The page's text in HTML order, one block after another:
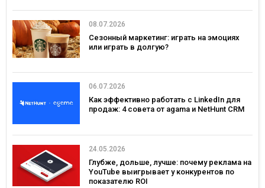
08.07.2026
Сезонный маркетинг: играть на эмоциях
или играть в долгую?
06.07.2026
Как эффективно работать с LinkedIn для
продаж: 4 совета от agama и NetHunt CRM
24.05.2026
Глубже, дольше, лучше: почему реклама на
YouTube выигрывает у конкурентов по
показателю ROI